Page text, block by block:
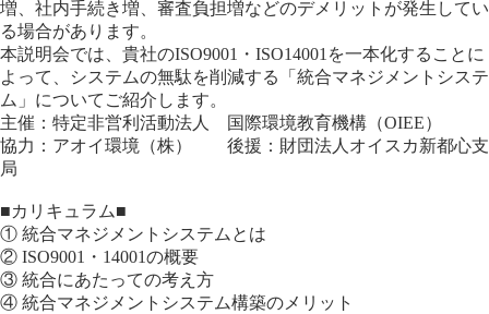
増、社内手続き増、審査負担増などのデメリットが発生してい
る場合があります。
本説明会では、貴社のISO9001・ISO14001を一本化することに
よって、システムの無駄を削減する「統合マネジメントシステ
ム」についてご紹介します。
主催：特定非営利活動法人 国際環境教育機構（OIEE）
協力：アオイ環境（株） 後援：財団法人オイスカ新都心支
局
■カリキュラム■
① 統合マネジメントシステムとは
② ISO9001・14001の概要
③ 統合にあたっての考え方
④ 統合マネジメントシステム構築のメリット